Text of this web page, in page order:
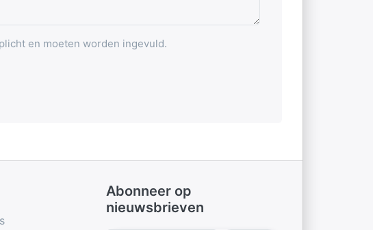
en moeten worden ingevuld.
Abonneer op
nieuwsbrieven